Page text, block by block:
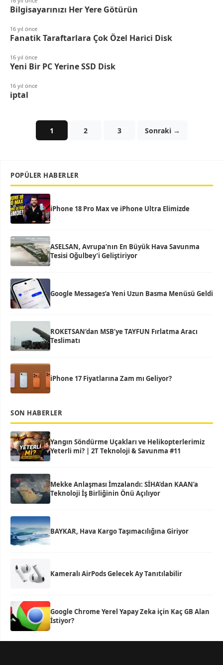
Bilgisayarınızı Her Yere Götürün
16 yıl önce
Fanatik Taraftarlara Çok Özel Harici Disk
16 yıl önce
Yeni Bir PC Yerine SSD Disk
16 yıl önce
iptal
1 2 3 Sonraki →
POPÜLER HABERLER
iPhone 18 Pro Max ve iPhone Ultra Elimizde
ASELSAN, Avrupa’nın En Büyük Hava Savunma
Tesisi Oğulbey’i Geliştiriyor
Google Messages’a Yeni Uzun Basma Menüsü Geldi
ROKETSAN’dan MSB’ye TAYFUN Fırlatma Aracı
Teslimatı
iPhone 17 Fiyatlarına Zam mı Geliyor?
SON HABERLER
Yangın Söndürme Uçakları ve Helikopterlerimiz
Yeterli mi? | 2T Teknoloji & Savunma #11
Mekke Anlaşması İmzalandı: SİHA’dan KAAN’a
Teknoloji İş Birliğinin Önü Açılıyor
BAYKAR, Hava Kargo Taşımacılığına Giriyor
Kameralı AirPods Gelecek Ay Tanıtılabilir
Google Chrome Yerel Yapay Zeka için Kaç GB Alan
İstiyor?